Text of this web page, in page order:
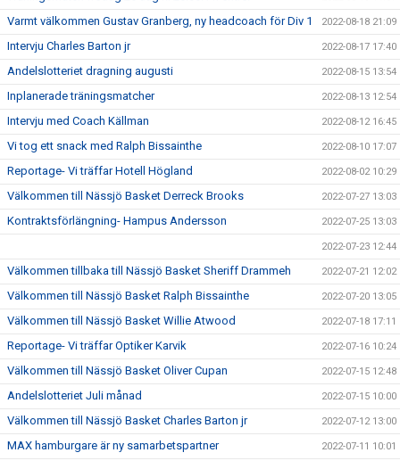
Varmt välkommen Gustav Granberg, ny headcoach för Div 1 2022-08-18 21:09
Intervju Charles Barton jr 2022-08-17 17:40
Andelslotteriet dragning augusti 2022-08-15 13:54
Inplanerade träningsmatcher 2022-08-13 12:54
Intervju med Coach Källman 2022-08-12 16:45
Vi tog ett snack med Ralph Bissainthe 2022-08-10 17:07
Reportage- Vi träffar Hotell Högland 2022-08-02 10:29
Välkommen till Nässjö Basket Derreck Brooks 2022-07-27 13:03
Kontraktsförlängning- Hampus Andersson 2022-07-25 13:03
2022-07-23 12:44
Välkommen tillbaka till Nässjö Basket Sheriff Drammeh 2022-07-21 12:02
Välkommen till Nässjö Basket Ralph Bissainthe 2022-07-20 13:05
Välkommen till Nässjö Basket Willie Atwood 2022-07-18 17:11
Reportage- Vi träffar Optiker Karvik 2022-07-16 10:24
Välkommen till Nässjö Basket Oliver Cupan 2022-07-15 12:48
Andelslotteriet Juli månad 2022-07-15 10:00
Välkommen till Nässjö Basket Charles Barton jr 2022-07-12 13:00
MAX hamburgare är ny samarbetspartner 2022-07-11 10:01